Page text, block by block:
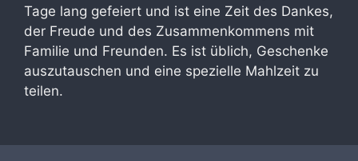
Tage lang gefeiert und ist eine Zeit des Dankes,
der Freude und des Zusammenkommens mit
Familie und Freunden. Es ist üblich, Geschenke
auszutauschen und eine spezielle Mahlzeit zu
teilen.